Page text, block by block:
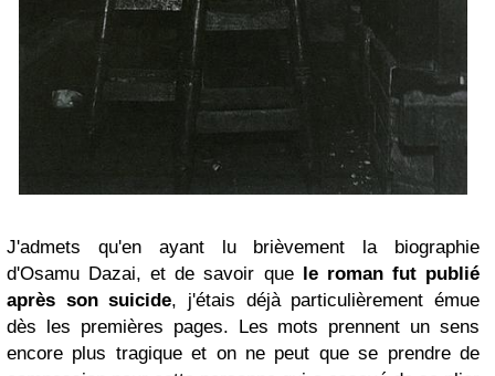
J'admets qu'en ayant lu brièvement la biographie
d'Osamu Dazai, et de savoir que le roman fut publié
après son suicide, j'étais déjà particulièrement émue
dès les premières pages. Les mots prennent un sens
encore plus tragique et on ne peut que se prendre de